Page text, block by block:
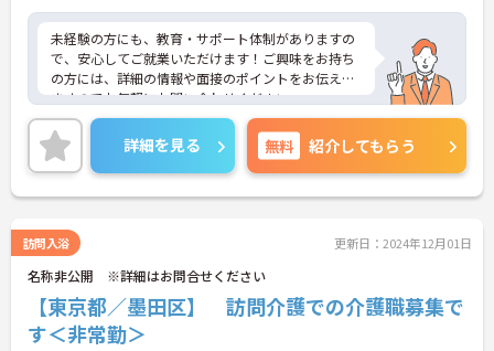
未経験の方にも、教育・サポート体制がありますの
で、安心してご就業いただけます！ご興味をお持ち
の方には、詳細の情報や面接のポイントをお伝えし
ますのでお気軽にお問い合わせください。
詳細を見る 無料 紹介してもらう
訪問入浴 更新日：2024年12月01日
名称非公開 ※詳細はお問合せください
【東京都／墨田区】 訪問介護での介護職募集で
す＜非常勤＞